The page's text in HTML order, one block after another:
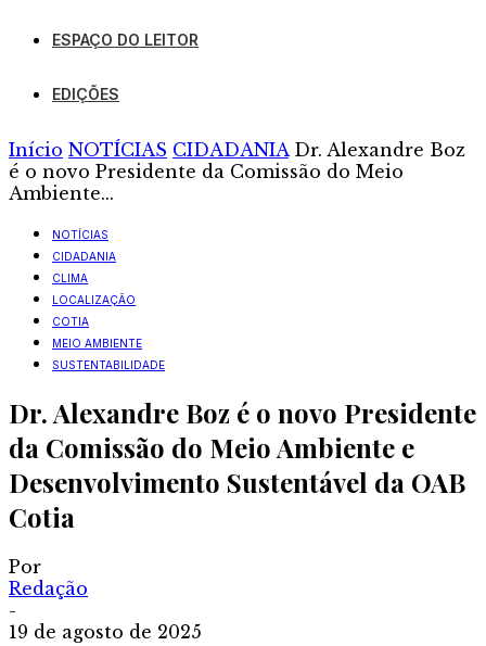
ESPAÇO DO LEITOR
EDIÇÕES
Início NOTÍCIAS CIDADANIA Dr. Alexandre Boz
é o novo Presidente da Comissão do Meio
Ambiente...
NOTÍCIAS
CIDADANIA
CLIMA
LOCALIZAÇÃO
COTIA
MEIO AMBIENTE
SUSTENTABILIDADE
Dr. Alexandre Boz é o novo Presidente
da Comissão do Meio Ambiente e
Desenvolvimento Sustentável da OAB
Cotia
Por
Redação
-
19 de agosto de 2025